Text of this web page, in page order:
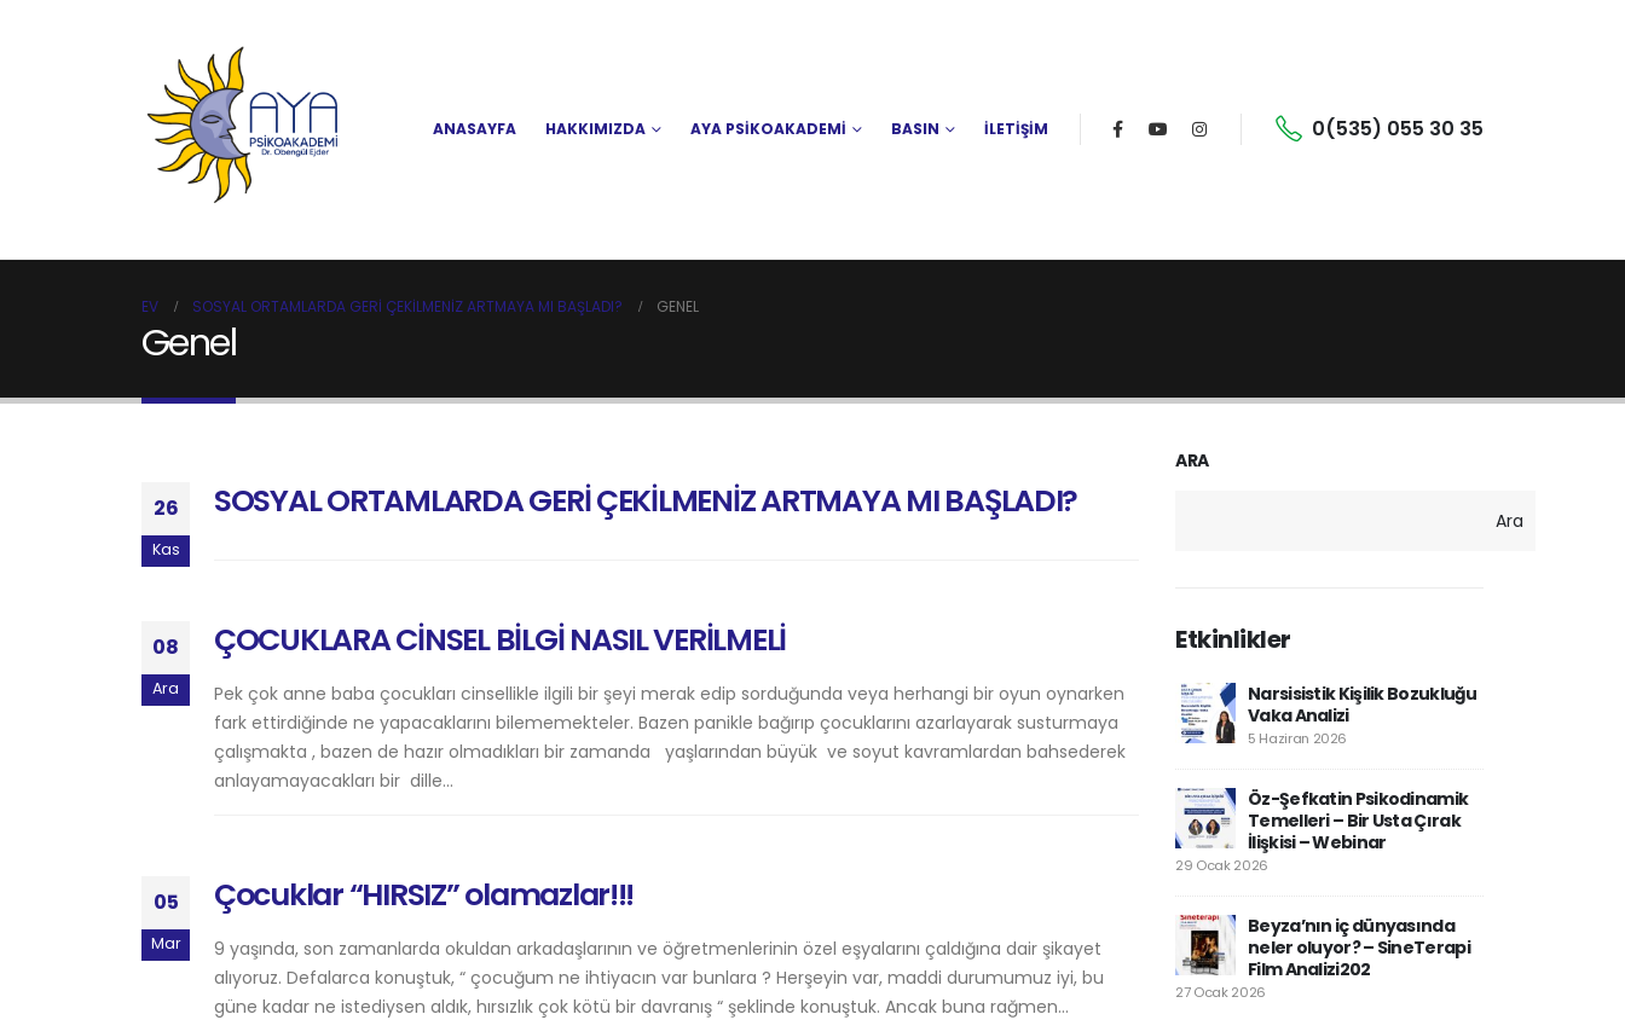
ANASAYFA HAKKIMIZDA AYA PSİKOAKADEMİ BASIN İLETİŞİM 0(535) 055 30 35
EV SOSYAL ORTAMLARDA GERİ ÇEKİLMENİZ ARTMAYA MI BAŞLADI? GENEL
Genel
26
Kas
SOSYAL ORTAMLARDA GERİ ÇEKİLMENİZ ARTMAYA MI BAŞLADI?
08
Ara
ÇOCUKLARA CİNSEL BİLGİ NASIL VERİLMELİ
Pek çok anne baba çocukları cinsellikle ilgili bir şeyi merak edip sorduğunda veya herhangi bir oyun oynarken
fark ettirdiğinde ne yapacaklarını bilememekteler. Bazen panikle bağırıp çocuklarını azarlayarak susturmaya
çalışmakta , bazen de hazır olmadıkları bir zamanda yaşlarından büyük ve soyut kavramlardan bahsederek
anlayamayacakları bir dille...
05
Mar
Çocuklar “HIRSIZ” olamazlar!!!
9 yaşında, son zamanlarda okuldan arkadaşlarının ve öğretmenlerinin özel eşyalarını çaldığına dair şikayet
alıyoruz. Defalarca konuştuk, “ çocuğum ne ihtiyacın var bunlara ? Herşeyin var, maddi durumumuz iyi, bu
güne kadar ne istediysen aldık, hırsızlık çok kötü bir davranış “ şeklinde konuştuk. Ancak buna rağmen...
ARA
Ara
Etkinlikler
Narsisistik Kişilik Bozukluğu
Vaka Analizi
5 Haziran 2026
Öz-Şefkatin Psikodinamik
Temelleri – Bir Usta Çırak
İlişkisi – Webinar
29 Ocak 2026
Beyza’nın iç dünyasında
neler oluyor? – SineTerapi
Film Analizi202
27 Ocak 2026